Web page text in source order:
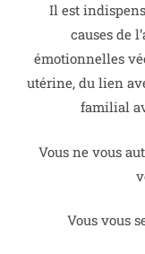
Il est
causes de
émotionnelles
utérine, du lien
familial
Vous ne vous
Vous vous